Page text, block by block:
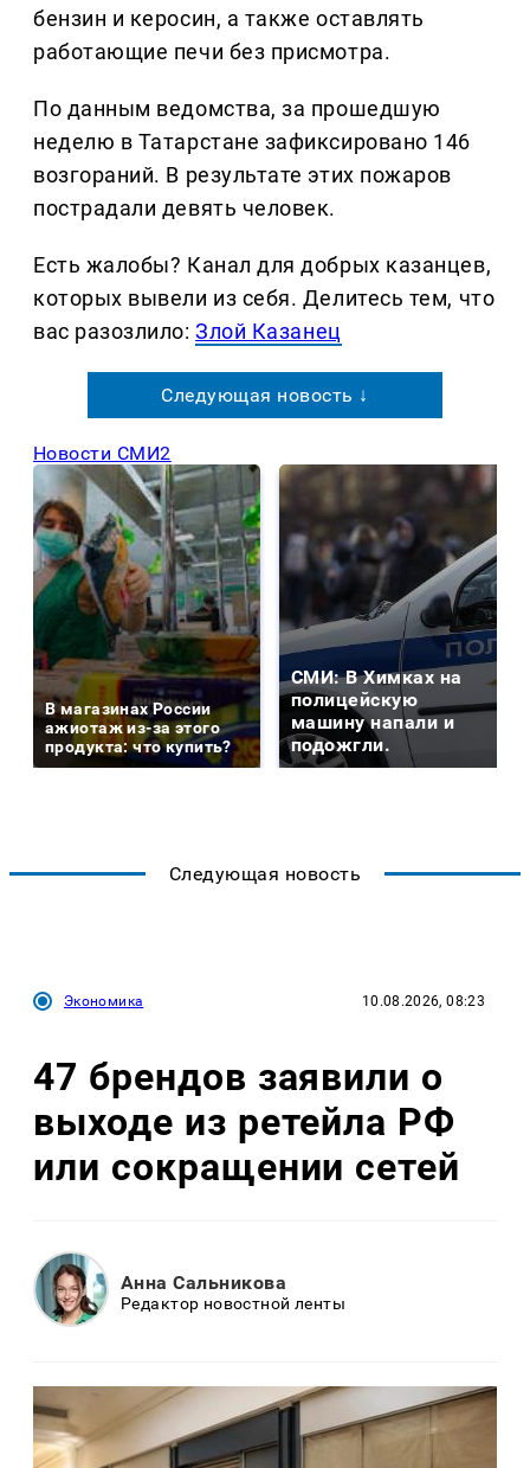
бензин и керосин, а также оставлять
работающие печи без присмотра.
По данным ведомства, за прошедшую
неделю в Татарстане зафиксировано 146
возгораний. В результате этих пожаров
пострадали девять человек.
Есть жалобы? Канал для добрых казанцев,
которых вывели из себя. Делитеcь тем, что
вас разозлило:Злой Казанец
Следующая новость ↓
Новости СМИ2
В магазинах России
ажиотаж из-за этого
продукта: что купить?
СМИ: В Химках на
полицейскую
машину напали и
подожгли.
Следующая новость
Экономика 10.08.2026, 08:23
47 брендов заявили о
выходе из ретейла РФ
или сокращении сетей
Анна Сальникова
Редактор новостной ленты